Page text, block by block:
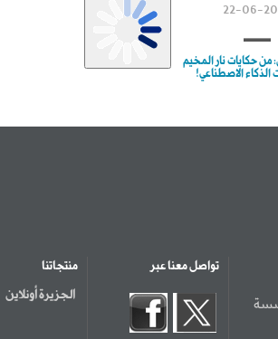
22-06-
حكايات نار المخيم
الذكاء الاصطناعي!
تواصل معنا عبر منتجاتنا
الجزيرة أونلاين